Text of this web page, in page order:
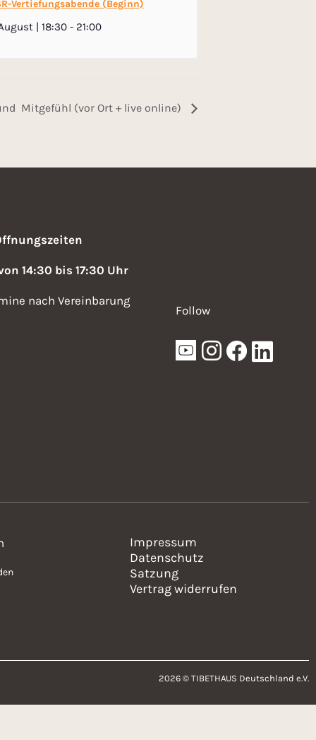
Vertiefungsabende (Beginn)
| 18:30 - 21:00
Mitgefühl (vor Ort + live online)
14:30 bis 17:30 Uhr
nach Vereinbarung
Follow
Impressum
Datenschutz
Satzung
Vertrag widerrufen
2026 © TIBETHAUS Deutschland e.V.